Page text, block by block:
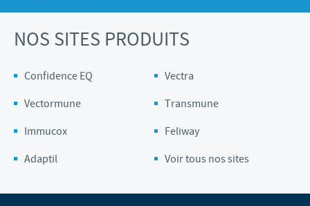
NOS SITES PRODUITS
Confidence EQ
Vectra
Vectormune
Transmune
Immucox
Feliway
Adaptil
Voir tous nos sites